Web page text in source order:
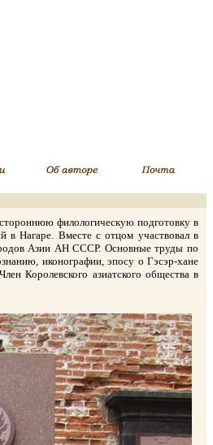
филологическую подготовку в
в Нагаре. Вместе с отцом участвовал в
Азии АН СССР. Основные труды по
иконографии, эпосу о Гэсэр-хане
Королевского азиатского общества в